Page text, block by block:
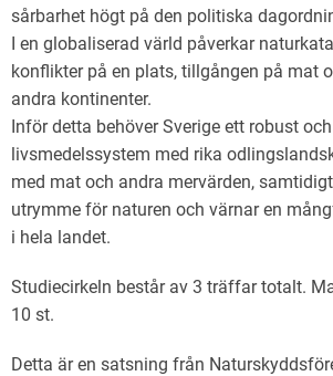
sårbarhet högt på den politiska
I en globaliserad värld påverkar
konflikter på en plats, tillgången på mat
andra kontinenter.
Inför detta behöver Sverige ett robust
livsmedelssystem med rika
med mat och andra mervärden,
utrymme för naturen och värnar en
i hela landet.
Studiecirkeln består av 3 träffar totalt.
10 st.
Detta är en satsning från